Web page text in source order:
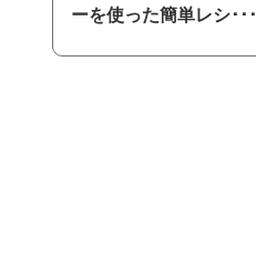
ーを使った簡単レシ･･･